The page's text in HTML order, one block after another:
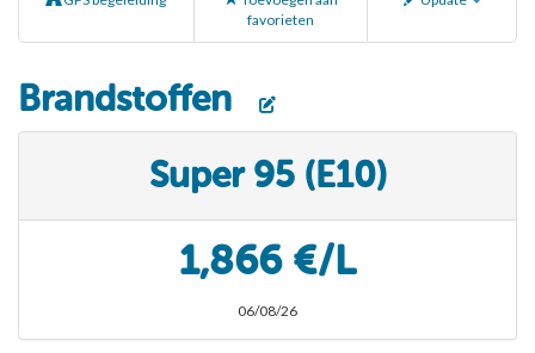
favorieten
Brandstoffen
Super 95 (E10)
1,866 €/L
06/08/26